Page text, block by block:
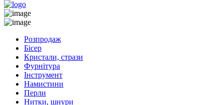
Розпродаж
Бісер
Кристали, стрази
Фурнітура
Інструмент
Намистини
Перли
Нитки, шнури